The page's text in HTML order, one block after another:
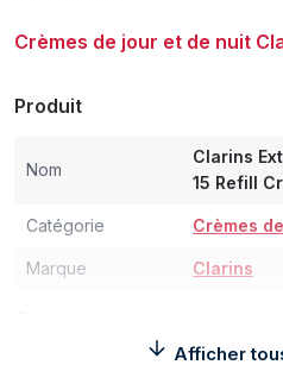
Crèmes de jour et de nuit
Produit
Nom
Clarins
15 Refill
Catégorie Crèmes
Marque Clarins
Afficher